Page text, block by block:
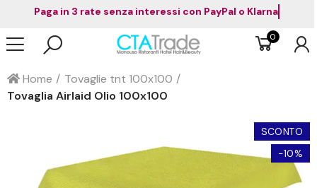
Paga in 3 rate senza interessi con PayPal o Klarna
0
Home
Tovaglie tnt 100x100
Tovaglia Airlaid Olio 100x100
SCONTO
-10%